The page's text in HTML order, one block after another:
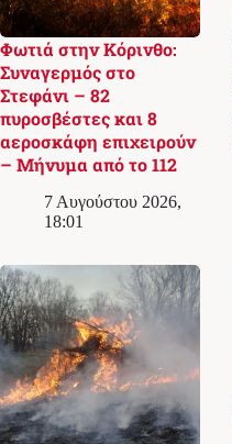
Φωτιά στην Κόρινθο:
Συναγερμός στο
Στεφάνι – 82
πυροσβέστες και 8
αεροσκάφη επιχειρούν
– Μήνυμα από το 112
7 Αυγούστου 2026,
18:01